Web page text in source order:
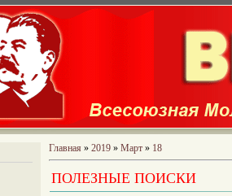
Главная » 2019 » Март » 18
ПОЛЕЗНЫЕ ПОИСКИ